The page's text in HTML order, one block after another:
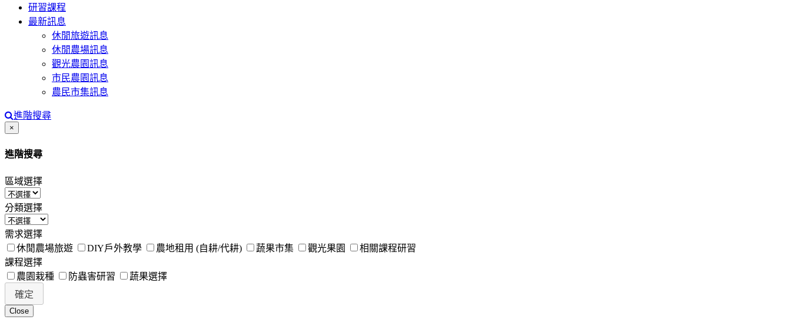
研習課程
最新訊息
休閒旅遊訊息
休閒農場訊息
觀光農園訊息
市民農園訊息
農民市集訊息
進階搜尋
×
進階搜尋
區域選擇
分類選擇
需求選擇
休閒農場旅遊
DIY戶外教學 農地租用 (自耕/代耕) 蔬果市集 觀光果園
相關課程研習
課程選擇
農園栽種
防蟲害研習 蔬果選擇
Close